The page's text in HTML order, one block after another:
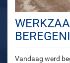
Vandaag werd